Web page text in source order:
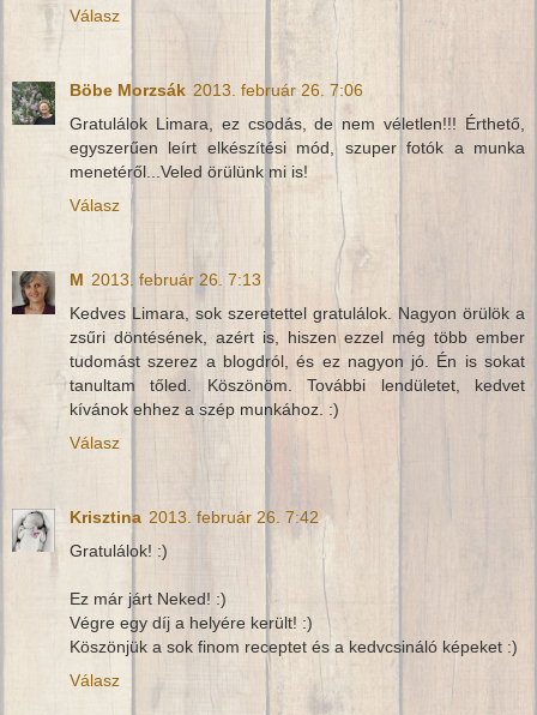
Válasz
Böbe Morzsák 2013. február 26. 7:06
Gratulálok Limara, ez csodás, de nem véletlen!!! Érthető,
egyszerűen leírt elkészítési mód, szuper fotók a munka
menetéről...Veled örülünk mi is!
Válasz
M 2013. február 26. 7:13
Kedves Limara, sok szeretettel gratulálok. Nagyon örülök a
zsűri döntésének, azért is, hiszen ezzel még több ember
tudomást szerez a blogdról, és ez nagyon jó. Én is sokat
tanultam tőled. Köszönöm. További lendületet, kedvet
kívánok ehhez a szép munkához. :)
Válasz
Krisztina 2013. február 26. 7:42
Gratulálok! :)
Ez már járt Neked! :)
Végre egy díj a helyére került! :)
Köszönjük a sok finom receptet és a kedvcsináló képeket :)
Válasz